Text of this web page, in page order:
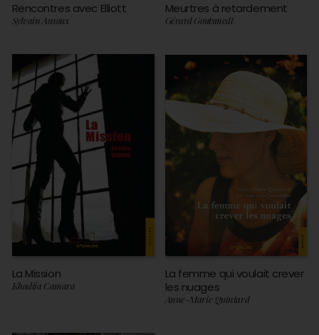
Rencontres avec Elliott
Sylvain Ansoux
Meurtres à retardement
Gérard Goutsmedt
La Mission
Khadija Camara
La femme qui voulait crever
les nuages
Anne-Marie Quintard